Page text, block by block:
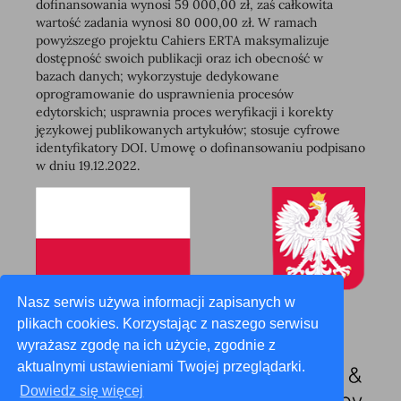
Nasz serwis używa informacji zapisanych w
plikach cookies. Korzystając z naszego serwisu
wyrażasz zgodę na ich użycie, zgodnie z
aktualnymi ustawieniami Twojej przeglądarki.
Dowiedz się więcej
dofinansowania wynosi 59 000,00 zł, zaś całkowita
wartość zadania wynosi 80 000,00 zł. W ramach
powyższego projektu Cahiers ERTA maksymalizuje
dostępność swoich publikacji oraz ich obecność w
bazach danych; wykorzystuje dedykowane
oprogramowanie do usprawnienia procesów
edytorskich; usprawnia proces weryfikacji i korekty
językowej publikowanych artykułów; stosuje cyfrowe
identyfikatory DOI. Umowę o dofinansowaniu podpisano
w dniu 19.12.2022.